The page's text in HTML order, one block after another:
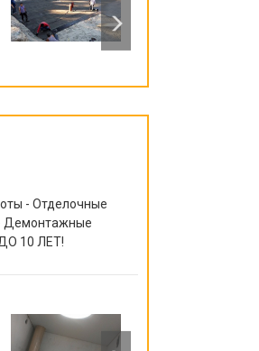
- Отделочные
Демонтажные
10 ЛЕТ!